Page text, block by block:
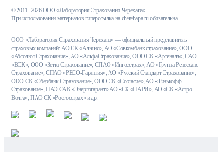
Интеза банк
Интерпрогрессбанк
КОШЕЛЕВ-БАНК
Кредит Европа Банк
Левобережный
Металлинвестбанк
Московский Индустриальный
банк
Московский кредитный банк
© 2011–2026 ООО «Лаборатория Страхования Черехапа»
При использовании материалов гиперссылка на cherehapa.ru обязательна.
ООО «Лаборатория Страхования Черехапа» — официальный представитель
страховых компаний: АО СК «Альянс», АО «Совкомбанк страхование», ООО
«Абсолют Страхование», АО «АльфаСтрахование», ООО СК «Арсеналъ», САО
«ВСК», ООО «Зетта Страхование», СПАО «Ингосстрах», АО «Группа Ренессанс
Страхование», СПАО «РЕСО-Гарантия», АО «Русский Стандарт Страхование»,
ООО СК «Сбербанк Страхование», ООО СК «Согласие», АО «Тинькофф
Страхование», ПАО САК «Энергогарант»,АО «СК «ПАРИ», АО «СК «Астро-
Волга», ПАО СК «Росгосстрах» и др.